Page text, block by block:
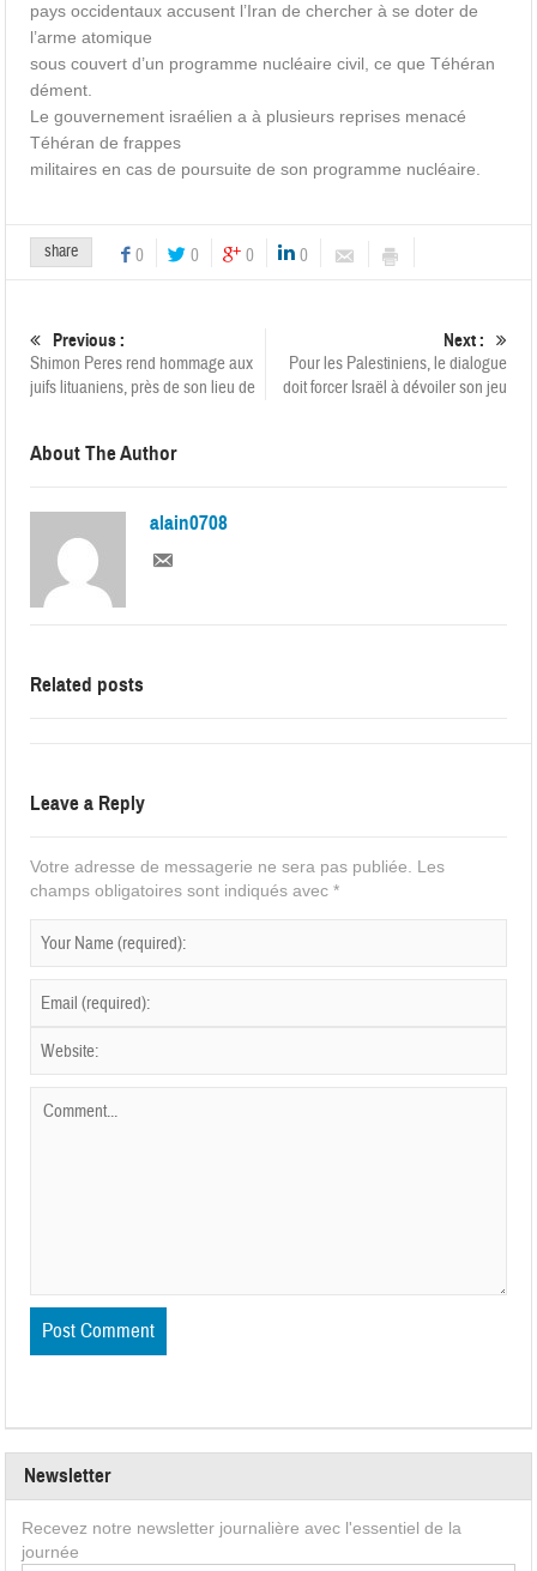
pays occidentaux accusent l’Iran de chercher à se doter de
l’arme atomique
sous couvert d’un programme nucléaire civil, ce que Téhéran
dément.
Le gouvernement israélien a à plusieurs reprises menacé
Téhéran de frappes
militaires en cas de poursuite de son programme nucléaire.
share 0 0 0 0
Previous :
Shimon Peres rend hommage aux
juifs lituaniens, près de son lieu de
Next :
Pour les Palestiniens, le dialogue
doit forcer Israël à dévoiler son jeu
About The Author
alain0708
Related posts
Leave a Reply
Votre adresse de messagerie ne sera pas publiée.
Les
champs obligatoires sont indiqués avec*
Newsletter
Recevez notre newsletter journalière avec l'essentiel de la
journée